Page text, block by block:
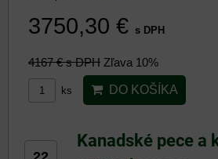
3750,30 € s DPH
4167 €s DPH Zľava 10%
ks DO KOŠÍKA
Kanadské pece a